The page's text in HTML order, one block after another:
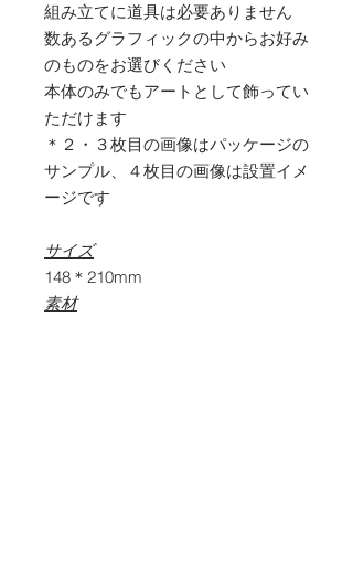
組み立てに道具は必要ありません
数あるグラフィックの中からお好み
のものをお選びください
本体のみでもアートとして飾ってい
ただけます
＊２・３枚目の画像はパッケージの
サンプル、４枚目の画像は設置イメ
ージです
サイズ
148＊210mm
素材